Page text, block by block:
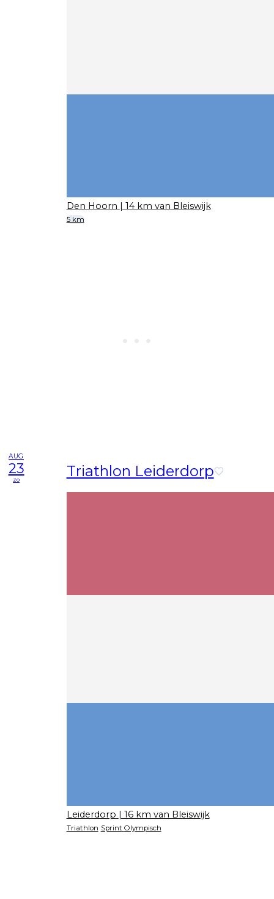
Den Hoorn | 14 km van Bleiswijk
5 km
AUG
23
zo Triathlon Leiderdorp
Leiderdorp | 16 km van Bleiswijk
Triathlon Sprint Olympisch